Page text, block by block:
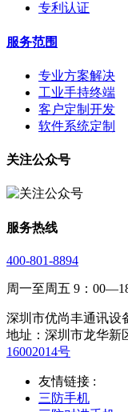
专利认证
服务范围
专业方案解决
工业手持终端
客户定制开发
软件系统定制
关注公众号
服务热线
400-801-8894
周一至周五 9：
深圳市优尚丰通讯设
地址：深圳市龙华新
16002014号
友情链接 :
三防手机